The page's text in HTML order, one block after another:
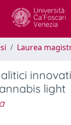
Laurea
light